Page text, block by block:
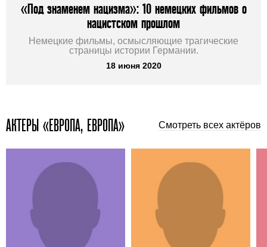
«Под знаменем нацизма»: 10 немецких фильмов о
нацистском прошлом
Немецкие фильмы, осмысляющие трагические
страницы истории Германии.
18 июня 2020
АКТЕРЫ «ЕВРОПА, ЕВРОПА» Смотреть всех актёров